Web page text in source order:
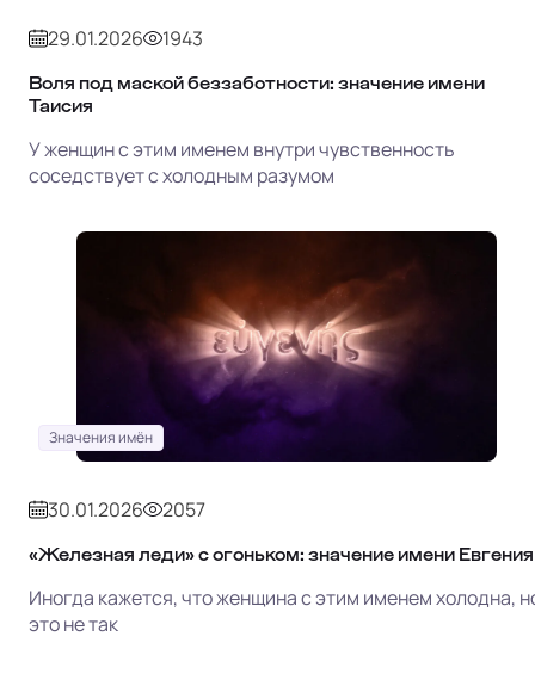
29.01.2026 1943
Воля под маской беззаботности: значение имени
Таисия
У женщин с этим именем внутри чувственность
соседствует с холодным разумом
Значения имён
30.01.2026 2057
«Железная леди» с огоньком: значение имени Евгения
Иногда кажется, что женщина с этим именем холодна,
это не так